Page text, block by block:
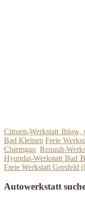
Citroen-Werkstatt Ihlow,
Bad Kleinen Freie
Chiemgau Renault-
Hyundai-Werkstatt Bad
Freie Werkstatt Gersfeld
Autowerkstatt